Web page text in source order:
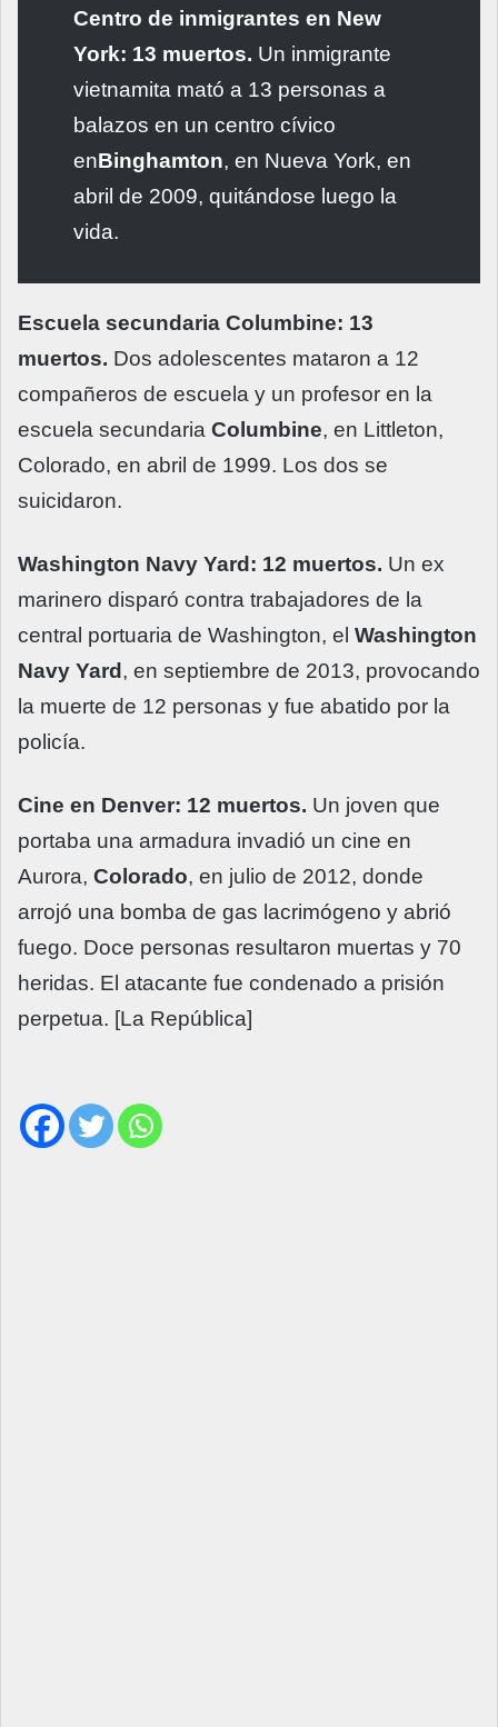
Centro de inmigrantes en New
York: 13 muertos. Un inmigrante
vietnamita mató a 13 personas a
balazos en un centro cívico
enBinghamton, en Nueva York, en
abril de 2009, quitándose luego la
vida.
Escuela secundaria Columbine: 13
muertos. Dos adolescentes mataron a 12
compañeros de escuela y un profesor en la
escuela secundaria Columbine, en Littleton,
Colorado, en abril de 1999. Los dos se
suicidaron.
Washington Navy Yard: 12 muertos. Un ex
marinero disparó contra trabajadores de la
central portuaria de Washington, el Washington
Navy Yard, en septiembre de 2013, provocando
la muerte de 12 personas y fue abatido por la
policía.
Cine en Denver: 12 muertos. Un joven que
portaba una armadura invadió un cine en
Aurora, Colorado, en julio de 2012, donde
arrojó una bomba de gas lacrimógeno y abrió
fuego. Doce personas resultaron muertas y 70
heridas. El atacante fue condenado a prisión
perpetua. [La República]